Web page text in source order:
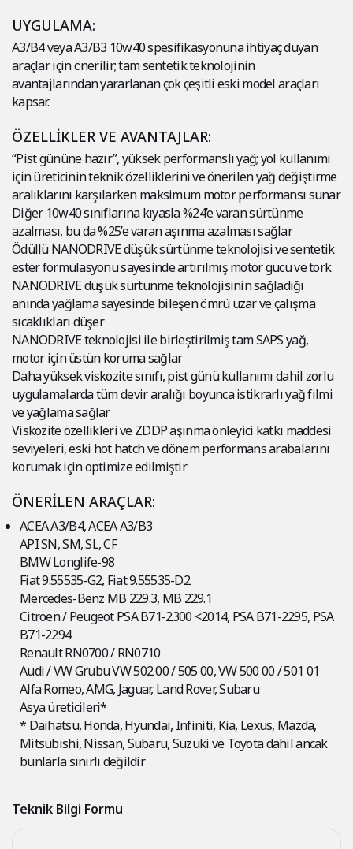
UYGULAMA:
A3/B4 veya A3/B3 10w40 spesifikasyonuna ihtiyaç duyan
araçlar için önerilir; tam sentetik teknolojinin
avantajlarından yararlanan çok çeşitli eski model araçları
kapsar.
ÖZELLİKLER VE AVANTAJLAR:
“Pist gününe hazır”, yüksek performanslı yağ; yol kullanımı
için üreticinin teknik özelliklerini ve önerilen yağ değiştirme
aralıklarını karşılarken maksimum motor performansı sunar
Diğer 10w40 sınıflarına kıyasla %24’e varan sürtünme
azalması, bu da %25’e varan aşınma azalması sağlar
Ödüllü NANODRIVE düşük sürtünme teknolojisi ve sentetik
ester formülasyonu sayesinde artırılmış motor gücü ve tork
NANODRIVE düşük sürtünme teknolojisinin sağladığı
anında yağlama sayesinde bileşen ömrü uzar ve çalışma
sıcaklıkları düşer
NANODRIVE teknolojisi ile birleştirilmiş tam SAPS yağ,
motor için üstün koruma sağlar
Daha yüksek viskozite sınıfı, pist günü kullanımı dahil zorlu
uygulamalarda tüm devir aralığı boyunca istikrarlı yağ filmi
ve yağlama sağlar
Viskozite özellikleri ve ZDDP aşınma önleyici katkı maddesi
seviyeleri, eski hot hatch ve dönem performans arabalarını
korumak için optimize edilmiştir
ÖNERİLEN ARAÇLAR:
ACEA A3/B4, ACEA A3/B3
API SN, SM, SL, CF
BMW Longlife-98
Fiat 9.55535-G2, Fiat 9.55535-D2
Mercedes-Benz MB 229.3, MB 229.1
Citroen / Peugeot PSA B71-2300 <2014, PSA B71-2295, PSA
B71-2294
Renault RN0700 / RN0710
Audi / VW Grubu VW 502 00 / 505 00, VW 500 00 / 501 01
Alfa Romeo, AMG, Jaguar, Land Rover, Subaru
Asya üreticileri*
* Daihatsu, Honda, Hyundai, Infiniti, Kia, Lexus, Mazda,
Mitsubishi, Nissan, Subaru, Suzuki ve Toyota dahil ancak
bunlarla sınırlı değildir
Teknik Bilgi Formu